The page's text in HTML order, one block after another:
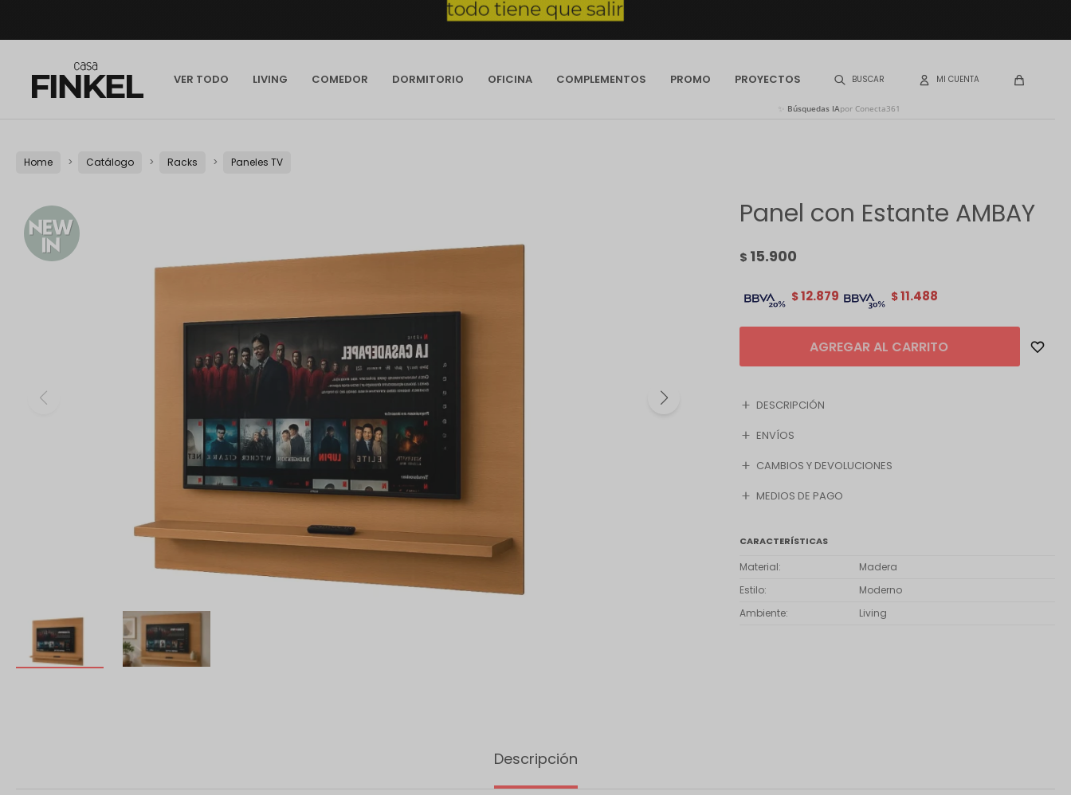
VER TODO LIVING COMEDOR DORMITORIO OFICINA COMPLEMENTOS PROMO PROYECTOS
Búsquedas IApor Conecta361
Home Catálogo Racks Paneles TV
Panel con Estante AMBAY
$ 15.900
$11.488
$12.879
AGREGAR AL CARRITO
DESCRIPCIÓN
ENVÍOS
CAMBIOS Y DEVOLUCIONES
MEDIOS DE PAGO
CARACTERÍSTICAS
Material
Madera
Estilo
Moderno
Ambiente
Living
Descripción